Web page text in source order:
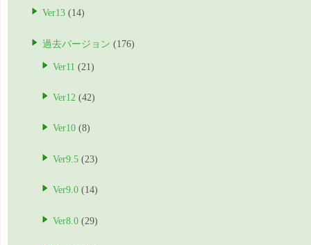
Ver13 (14)
過去バージョン (176)
Ver11 (21)
Ver12 (42)
Ver10 (8)
Ver9.5 (23)
Ver9.0 (14)
Ver8.0 (29)